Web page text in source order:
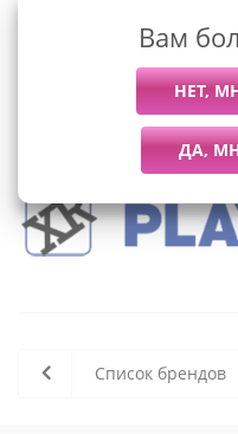
В
товаров
Список брендов
Вам